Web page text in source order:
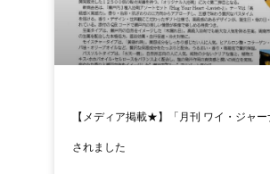
【メディア掲載★】「月刊 ワイ・ジャ
されました